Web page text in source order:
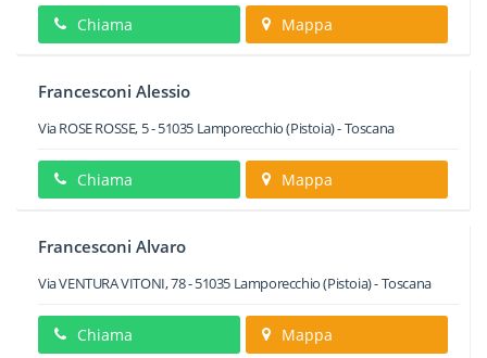
Chiama Mappa
Francesconi Alessio
Via ROSE ROSSE, 5-51035 Lamporecchio(Pistoia) -Toscana
Chiama Mappa
Francesconi Alvaro
Via VENTURA VITONI, 78-51035 Lamporecchio(Pistoia) -Toscana
Chiama Mappa